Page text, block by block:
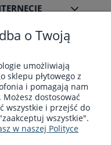
- Sklep płytowy
GRAMOFONIA
o Twoją
umożliwiają
sklepu płytowego z
i pomagają nam
dostosować
wszystkie i przejść do
wszystkie".
w naszej Polityce